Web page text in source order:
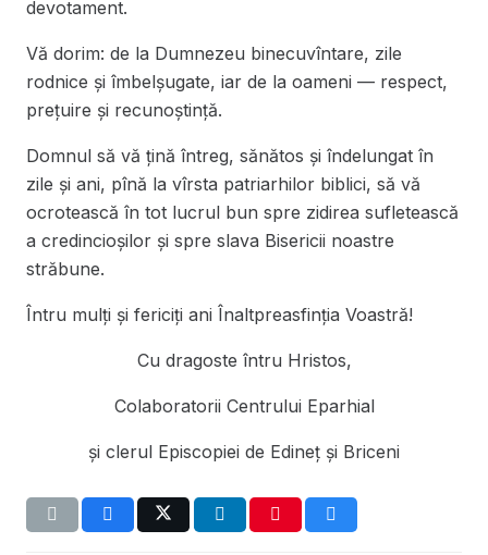
devotament.
Vă dorim: de la Dumnezeu binecuvîntare, zile
rodnice şi îmbelşugate, iar de la oameni — respect,
preţuire și recunoștință.
Domnul să vă țină întreg, sănătos și îndelungat în
zile și ani, pînă la vîrsta patriarhilor biblici, să vă
ocrotească în tot lucrul bun spre zidirea sufletească
a credincioșilor și spre slava Bisericii noastre
străbune.
Întru mulți și fericiți ani Înaltpreasfinția Voastră!
Cu dragoste întru Hristos,
Colaboratorii Centrului Eparhial
și clerul Episcopiei de Edineț și Briceni